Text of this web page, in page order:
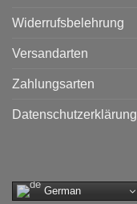
Widerrufsbelehrung
Versandarten
Zahlungsarten
Datenschutzerklärung
German